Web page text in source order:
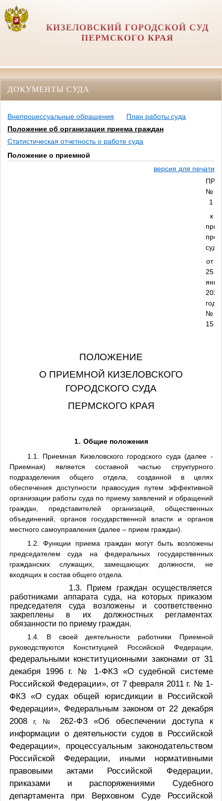
КИЗЕЛОВСКИЙ ГОРОДСКОЙ СУД
ПЕРМСКОГО КРАЯ
ДОКУМЕНТЫ СУДА
Внепроцессуальные обращения
План работы суда
Положение об организации приема граждан
Статистическая отчетность о работе суда
Положение о приемной
версия для печати
№
1
к
от
25
2023
года
№
15
ПОЛОЖЕНИЕ
О ПРИЕМНОЙ КИЗЕЛОВСКОГО
ГОРОДСКОГО СУДА
ПЕРМСКОГО КРАЯ
1. Общие положения
1.1. Приемная Кизеловского городского суда (далее -
Приемная) является составной частью структурного
подразделения общего отдела, созданной в целях
обеспечения доступности правосудия путем эффективной
организации работы суда по приему заявлений и обращений
граждан, представителей организаций, общественных
объединений, органов государственной власти и органов
местного самоуправления (далее – прием граждан).
1.2. Функции приема граждан могут быть возложены
председателем суда на федеральных государственных
гражданских служащих, замещающих должности, не
входящих в состав общего отдела.
1.3.
Прием граждан осуществляется
работниками аппарата суда, на которых приказом
председателя суда возложены и соответственно
закреплены в их должностных регламентах
обязанности по приему граждан.
1.4. В своей деятельности работники Приемной
руководствуются Конституцией Российской Федерации,
федеральными конституционными законами от 31
декабря 1996 г. № 1-ФКЗ «О судебной системе
Российской Федерации», от 7 февраля 2011 г. № 1-
ФКЗ «О судах общей юрисдикции в Российской
Федерации», Федеральным законом от 22 декабря
2008
г, №
262-ФЗ «Об обеспечении доступа к
информации о деятельности судов в Российской
Федерации», процессуальным законодательством
Российской Федерации, иными нормативными
правовыми актами Российской Федерации,
приказами и распоряжениями Судебного
департамента при Верховном Суде Российской